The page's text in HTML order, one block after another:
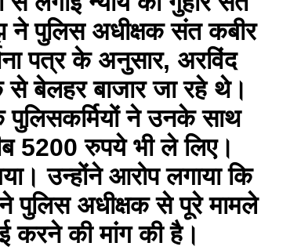
ने पुलिस अधीक्षक संत कबीर
पत्र के अनुसार, अरविंद
बेलहर बाजार जा रहे थे।
पुलिसकर्मियों ने उनके साथ
5200 रुपये भी ले लिए।
उन्होंने आरोप लगाया कि
ने पुलिस अधीक्षक से पूरे मामले
करने की मांग की है।